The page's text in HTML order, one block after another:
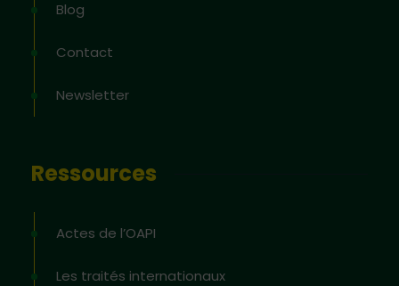
Blog
Contact
Newsletter
Ressources
Actes de l’OAPI
Les traités internationaux